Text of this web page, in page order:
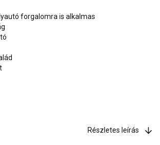
forgalomra is alkalmas
Részletes leírás